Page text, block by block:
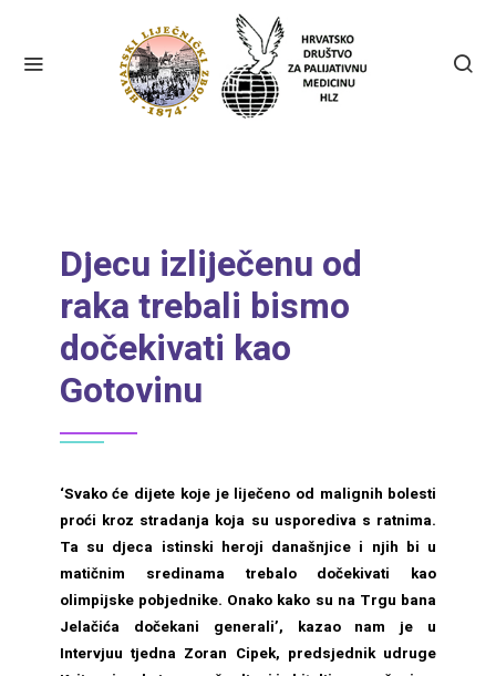
Djecu izliječenu od
raka trebali bismo
dočekivati kao
Gotovinu
‘Svako će dijete koje je liječeno od malignih bolesti
proći kroz stradanja koja su usporediva s ratnima.
Ta su djeca istinski heroji današnjice i njih bi u
matičnim sredinama trebalo dočekivati kao
olimpijske pobjednike. Onako kako su na Trgu bana
Jelačića dočekani generali’, kazao nam je u
Intervjuu tjedna Zoran Cipek, predsjednik udruge